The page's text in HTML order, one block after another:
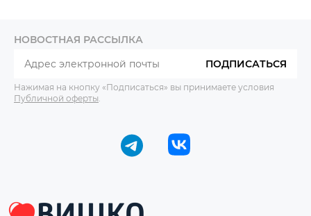
НОВОСТНАЯ РАССЫЛКА
ПОДПИСАТЬСЯ
Нажимая на кнопку «Подписаться» вы принимаете условия
Публичной оферты